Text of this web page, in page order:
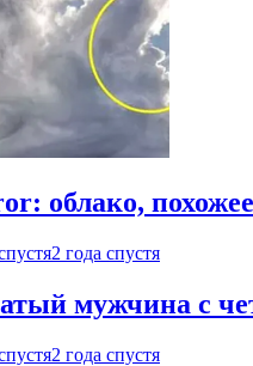
облако,
2 года спустя
мужчина с
2 года спустя